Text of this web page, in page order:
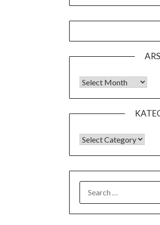
Arsip
KATEGORI
FOR: